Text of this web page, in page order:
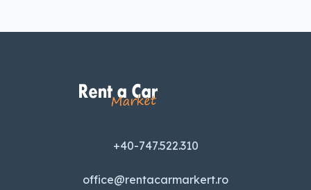
+40-747.522.310
office@rentacarmarkert.ro